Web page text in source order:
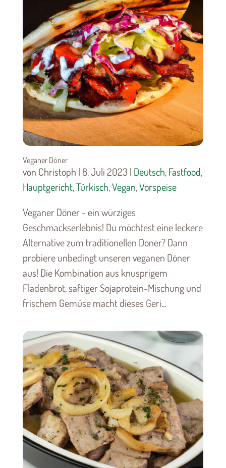
Veganer Döner
von Christoph | 8. Juli 2023 | Deutsch,Fastfood,
Hauptgericht,Türkisch,Vegan,Vorspeise
Veganer Döner - ein würziges
Geschmackserlebnis! Du möchtest eine leckere
Alternative zum traditionellen Döner? Dann
probiere unbedingt unseren veganen Döner
aus! Die Kombination aus knusprigem
Fladenbrot, saftiger Sojaprotein-Mischung und
frischem Gemüse macht dieses Geri...